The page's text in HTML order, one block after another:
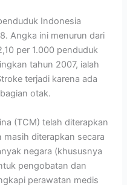
Indonesia
Angka ini menurun dari
per 1.000 penduduk
tahun 2007, ialah
terjadi karena ada
otak.
(TCM) telah diterapkan
diterapkan secara
negara (khususnya
pengobatan dan
perawatan medis